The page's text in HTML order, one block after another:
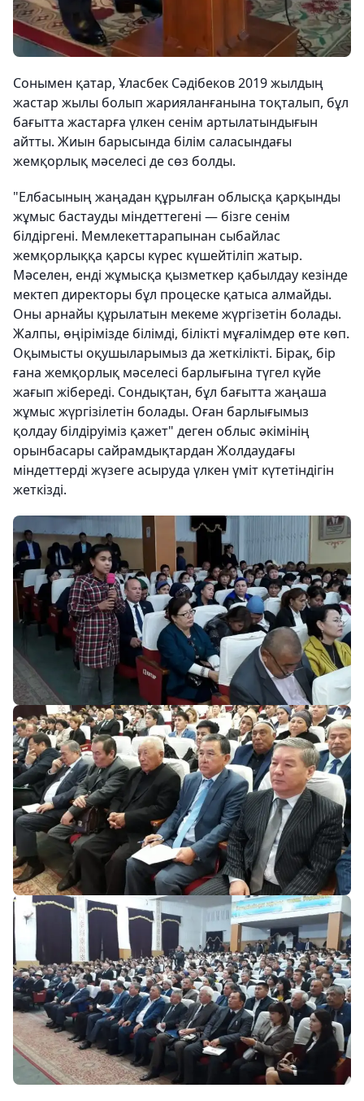
Сонымен қатар, Ұласбек Сәдібеков 2019 жылдың
жастар жылы болып жарияланғанына тоқталып, бұл
бағытта жастарға үлкен сенім артылатындығын
айтты. Жиын барысында білім саласындағы
жемқорлық мәселесі де сөз болды.
"Елбасының жаңадан құрылған облысқа қарқынды
жұмыс бастауды міндеттегені — бізге сенім
білдіргені. Мемлекеттарапынан сыбайлас
жемқорлыққа қарсы күрес күшейтіліп жатыр.
Мәселен, енді жұмысқа қызметкер қабылдау кезінде
мектеп директоры бұл процеске қатыса алмайды.
Оны арнайы құрылатын мекеме жүргізетін болады.
Жалпы, өңірімізде білімді, білікті мұғалімдер өте көп.
Оқымысты оқушыларымыз да жеткілікті. Бірақ, бір
ғана жемқорлық мәселесі барлығына түгел күйе
жағып жібереді. Сондықтан, бұл бағытта жаңаша
жұмыс жүргізілетін болады. Оған барлығымыз
қолдау білдіруіміз қажет" деген облыс әкімінің
орынбасары сайрамдықтардан Жолдаудағы
міндеттерді жүзеге асыруда үлкен үміт күтетіндігін
жеткізді.